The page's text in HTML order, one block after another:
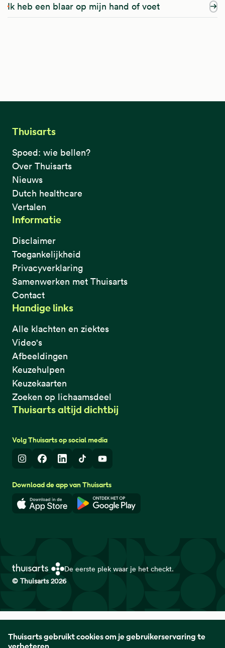
Thuisarts gebruikt cookies om je gebruikerservaring te
verbeteren
Ik heb een blaar op mijn hand of voet
Thuisarts
Spoed: wie bellen?
Over Thuisarts
Nieuws
Dutch healthcare
Vertalen
Informatie
Disclaimer
Toegankelijkheid
Privacyverklaring
Samenwerken met Thuisarts
Contact
Handige links
Alle klachten en ziektes
Video's
Afbeeldingen
Keuzehulpen
Keuzekaarten
Zoeken op lichaamsdeel
Thuisarts altijd dichtbij
Volg Thuisarts op social media
InstagramFacebook
LinkedInTikTokYoutube
Download de app van Thuisarts
Download in de App StoreDownload in de Google Play
De eerste plek waar je het checkt.
© Thuisarts 2026
Huisartsen Genootschap met de Federatie Medisch